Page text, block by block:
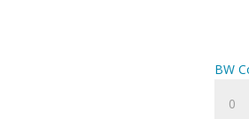
BW
BW